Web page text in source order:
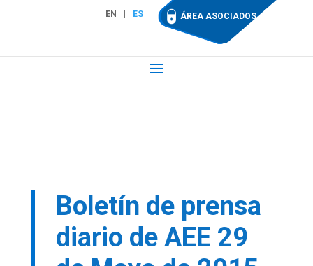
EN ES ÁREA ASOCIADOS
Boletín de prensa
diario de AEE 29